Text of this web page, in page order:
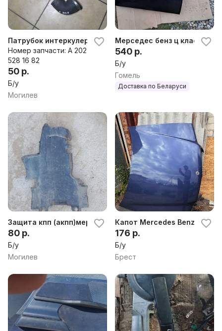
Патрубок интеркулера к Mercedes C W202
Номер запчасти: A 202
528 16 82
50 р.
Б/у
Могилев
Мерседес бенз ц класс 202
540 р.
Б/у
Гомель
Доставка по Беларуси
Защита кпп (акпп)мерседес C W202
80 р.
Б/у
Могилев
Капот Mercedes Benz c 202
176 р.
Б/у
Брест